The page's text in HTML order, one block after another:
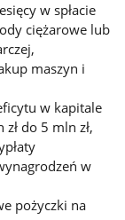
w spłacie
ciężarowe lub
maszyn i
w kapitale
do 5 mln zł,
w
pożyczki na